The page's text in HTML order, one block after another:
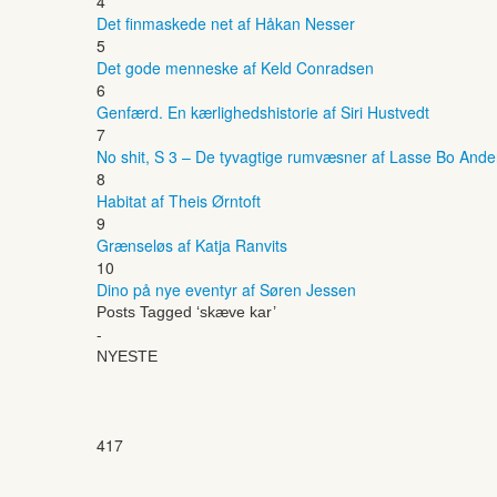
Det finmaskede net af Håkan Nesser
5
Det gode menneske af Keld Conradsen
6
Genfærd. En kærlighedshistorie af Siri Hustvedt
7
No shit, S 3 – De tyvagtige rumvæsner af Lasse Bo
8
Habitat af Theis Ørntoft
9
Grænseløs af Katja Ranvits
10
Dino på nye eventyr af Søren Jessen
Posts Tagged ‘skæve kar’
-
NYESTE
417